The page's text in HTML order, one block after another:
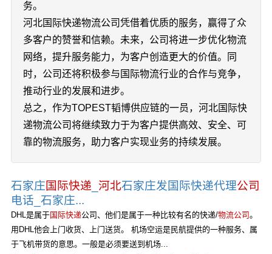
务。
河北国际快递物流公司凭借着优质的服务，赢得了众
多客户的赞誉和信赖。未来，公司将进一步优化物流
网络，提升服务能力，为客户创造更大的价值。同
时，公司还将积极参与国际物流行业的合作与竞争，
推动行业的发展和进步。
总之，作为TOPEST韬博供应链的一员，河北国际快
递物流公司将继续致力于为客户提供高效、安全、可
靠的物流服务，助力客户实现业务的持续发展。
石家庄国际快递 河北石家庄发国际快递代理公司
电话_石家庄...
DHL是属于国际快递公司、他们是属于一种比较有名的快递/物流公司。
用DHL他会上门收货、上门送货。 机场空运是民航提供的一种服务、属
于飞机带货的意思。一般是必须要送到机场...